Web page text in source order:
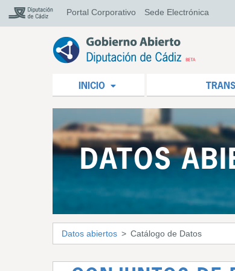
Portal Corporativo Sede Electrónica
INICIO
DATOS
Datos abiertos Catálogo de Datos